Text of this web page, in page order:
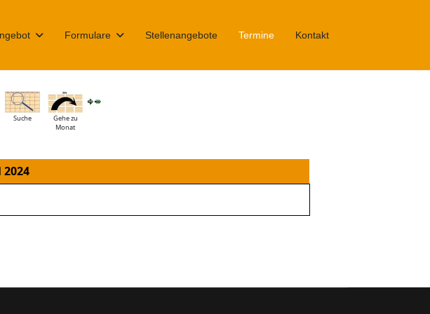
Formulare Stellenangebote Termine Kontakt
Suche
Gehe zu
Monat